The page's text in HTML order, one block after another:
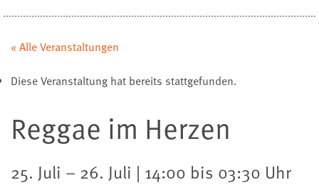
Stadtbibliothek
Villa Bosch
« Alle Veranstaltungen
Diese Veranstaltung hat bereits stattgefunden.
Reggae im Herzen
25. Juli – 26. Juli | 14:00 bis 03:30 Uhr